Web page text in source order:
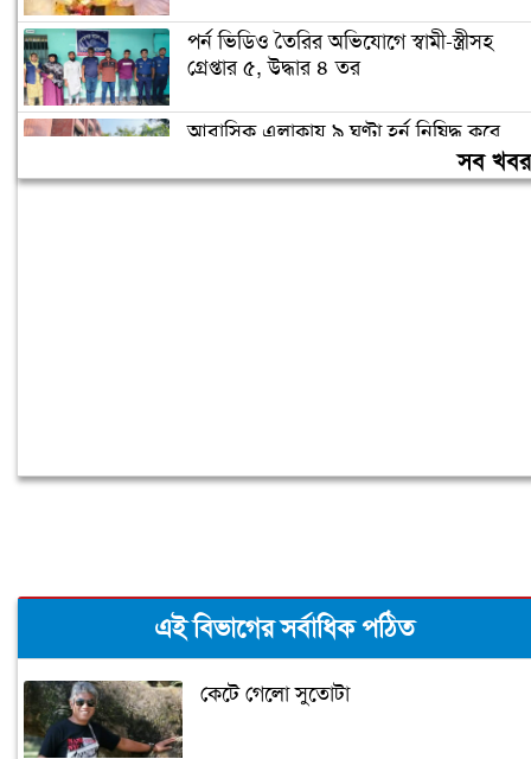
পর্ন ভিডিও তৈরির অভিযোগে স্বামী-স্ত্রীসহ
গ্রেপ্তার ৫, উদ্ধার ৪ তর
আবাসিক এলাকায় ৯ ঘণ্টা হর্ন নিষিদ্ধ করে
সব
এই বিভাগের সর্বাধিক পঠিত
কেটে গেলো সুতোটা